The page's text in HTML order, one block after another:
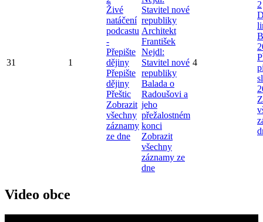
31 1
Živé
natáčení
podcastu
-
Přepište
dějiny
Přepište
dějiny
Přeštic
Zobrazit
všechny
záznamy
ze dne
Stavitel nové
republiky
Architekt
František
Nejdl:
Stavitel nové
republiky
Balada o
Radoušovi a
jeho
přežalostném
konci
Zobrazit
všechny
záznamy ze
dne
4
2
Video obce